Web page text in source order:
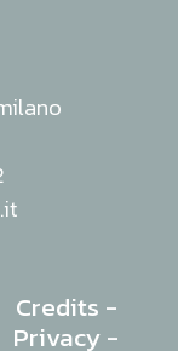
Credits -
Privacy-